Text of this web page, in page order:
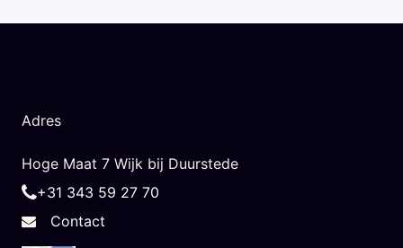
Adres
Hoge Maat 7 Wijk bij Duurstede
+31 343 59 27 70
Contact